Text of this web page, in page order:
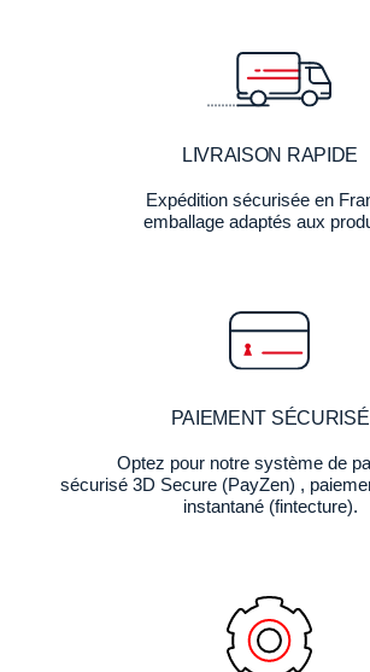
LIVRAISON RAPIDE
Expédition sécurisée en
emballage adaptés aux
PAIEMENT SÉCURISÉ
Optez pour notre système de
sécurisé 3D Secure (PayZen) ,
instantané (fintecture).